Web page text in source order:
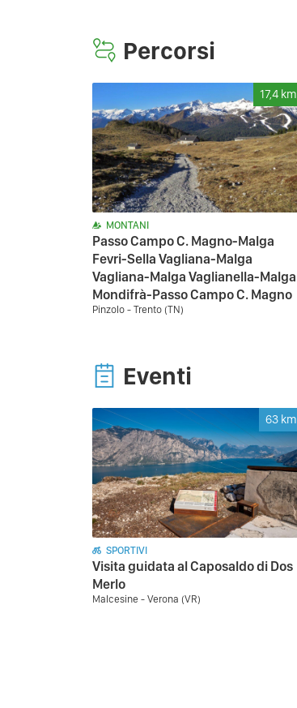
Percorsi
17,4 km
MONTANI
Passo Campo C. Magno-Malga
Fevri-Sella Vagliana-Malga
Vagliana-Malga Vaglianella-Malga
Mondifrà-Passo Campo C. Magno
Pinzolo - Trento (TN)
Eventi
63 km
SPORTIVI
Visita guidata al Caposaldo di Dos
Merlo
Malcesine - Verona (VR)